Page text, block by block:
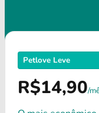
Petlove Leve
R$14,90/